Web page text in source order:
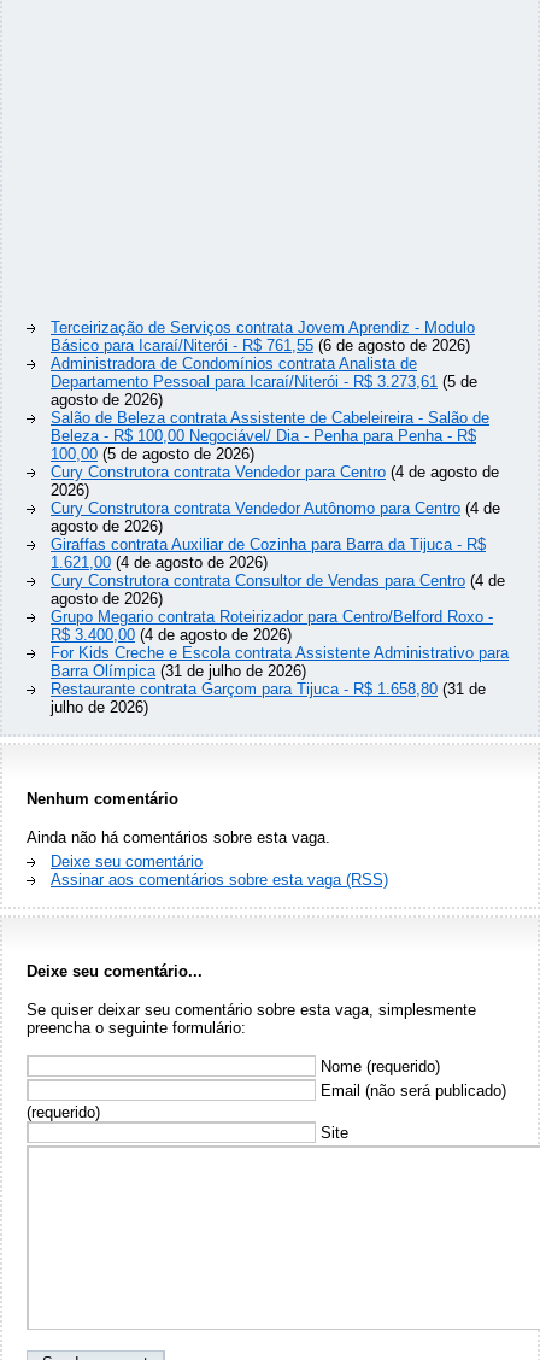
Terceirização de Serviços contrata Jovem Aprendiz - Modulo
Básico para Icaraí/Niterói - R$ 761,55 (6 de agosto de 2026)
Administradora de Condomínios contrata Analista de
Departamento Pessoal para Icaraí/Niterói - R$ 3.273,61 (5 de
agosto de 2026)
Salão de Beleza contrata Assistente de Cabeleireira - Salão de
Beleza - R$ 100,00 Negociável/ Dia - Penha para Penha - R$
100,00 (5 de agosto de 2026)
Cury Construtora contrata Vendedor para Centro (4 de agosto de
2026)
Cury Construtora contrata Vendedor Autônomo para Centro (4 de
agosto de 2026)
Giraffas contrata Auxiliar de Cozinha para Barra da Tijuca - R$
1.621,00 (4 de agosto de 2026)
Cury Construtora contrata Consultor de Vendas para Centro (4 de
agosto de 2026)
Grupo Megario contrata Roteirizador para Centro/Belford Roxo -
R$ 3.400,00 (4 de agosto de 2026)
For Kids Creche e Escola contrata Assistente Administrativo para
Barra Olímpica(31 de julho de 2026)
Restaurante contrata Garçom para Tijuca - R$ 1.658,80 (31 de
julho de 2026)
Nenhum comentário
Ainda não há comentários sobre esta vaga.
Deixe seu comentário
Assinar aos comentários sobre esta vaga (RSS)
Deixe seu comentário...
Se quiser deixar seu comentário sobre esta vaga, simplesmente
preencha o seguinte formulário:
Nome (requerido)
Email (não será publicado)
(requerido)
Site